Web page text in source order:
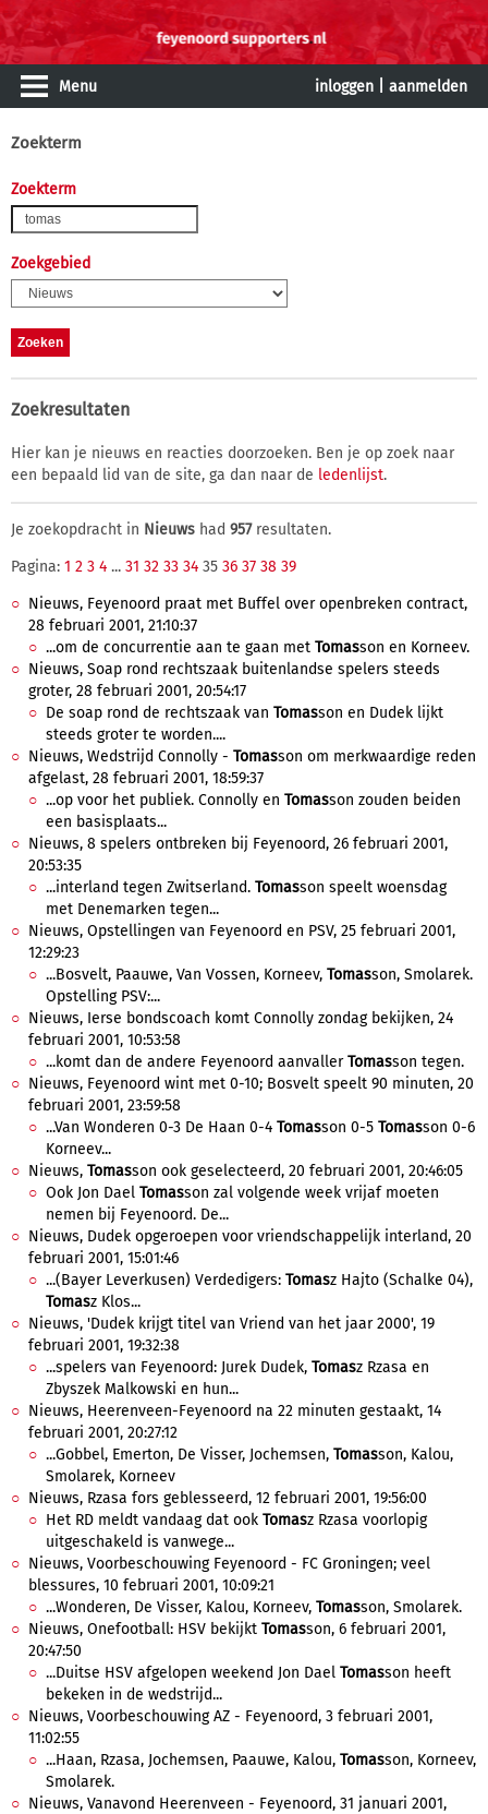
Menu inloggen aanmelden
Zoekterm
Zoekterm
Zoekgebied
Zoekresultaten
Hier kan je nieuws en reacties doorzoeken. Ben je op zoek naar
een bepaald lid van de site, ga dan naar de ledenlijst.
Je zoekopdracht in Nieuws had 957resultaten.
Pagina: 1 2 3 4 ... 31 32 33 34 35 36 37 38 39
Nieuws, Feyenoord praat met Buffel over openbreken contract,
28 februari 2001, 21:10:37
...om de concurrentie aan te gaan met Tomasson en Korneev.
Nieuws, Soap rond rechtszaak buitenlandse spelers steeds
groter, 28 februari 2001, 20:54:17
De soap rond de rechtszaak van Tomasson en Dudek lijkt
steeds groter te worden....
Nieuws, Wedstrijd Connolly - Tomasson om merkwaardige reden
afgelast, 28 februari 2001, 18:59:37
...op voor het publiek. Connolly en Tomasson zouden beiden
een basisplaats...
Nieuws, 8 spelers ontbreken bij Feyenoord, 26 februari 2001,
20:53:35
...interland tegen Zwitserland. Tomasson speelt woensdag
met Denemarken tegen...
Nieuws, Opstellingen van Feyenoord en PSV, 25 februari 2001,
12:29:23
...Bosvelt, Paauwe, Van Vossen, Korneev, Tomasson, Smolarek.
Opstelling PSV:...
Nieuws, Ierse bondscoach komt Connolly zondag bekijken, 24
februari 2001, 10:53:58
...komt dan de andere Feyenoord aanvallerTomasson tegen.
Nieuws, Feyenoord wint met 0-10; Bosvelt speelt 90 minuten, 20
februari 2001, 23:59:58
...Van Wonderen 0-3 De Haan 0-4 Tomasson 0-5 Tomasson 0-6
Korneev...
Nieuws, Tomasson ook geselecteerd, 20 februari 2001, 20:46:05
Ook Jon Dael Tomasson zal volgende week vrijaf moeten
nemen bij Feyenoord. De...
Nieuws, Dudek opgeroepen voor vriendschappelijk interland, 20
februari 2001, 15:01:46
...(Bayer Leverkusen) Verdedigers: Tomasz Hajto (Schalke 04),
Tomasz Klos...
Nieuws, 'Dudek krijgt titel van Vriend van het jaar 2000', 19
februari 2001, 19:32:38
...spelers van Feyenoord: Jurek Dudek, Tomasz Rzasa en
Zbyszek Malkowski en hun...
Nieuws, Heerenveen-Feyenoord na 22 minuten gestaakt, 14
februari 2001, 20:27:12
...Gobbel, Emerton, De Visser, Jochemsen, Tomasson, Kalou,
Smolarek, Korneev
Nieuws, Rzasa fors geblesseerd, 12 februari 2001, 19:56:00
Het RD meldt vandaag dat ook Tomasz Rzasa voorlopig
uitgeschakeld is vanwege...
Nieuws, Voorbeschouwing Feyenoord - FC Groningen; veel
blessures, 10 februari 2001, 10:09:21
...Wonderen, De Visser, Kalou, Korneev, Tomasson, Smolarek.
Nieuws, Onefootball: HSV bekijkt Tomasson, 6 februari 2001,
20:47:50
...Duitse HSV afgelopen weekend Jon Dael Tomasson heeft
bekeken in de wedstrijd...
Nieuws, Voorbeschouwing AZ - Feyenoord, 3 februari 2001,
11:02:55
...Haan, Rzasa, Jochemsen, Paauwe, Kalou, Tomasson, Korneev,
Smolarek.
Nieuws, Vanavond Heerenveen - Feyenoord, 31 januari 2001,